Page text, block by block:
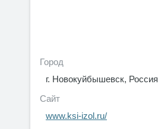
Город
г. Новокуйбышевск, Россия
Сайт
www.ksi-izol.ru/